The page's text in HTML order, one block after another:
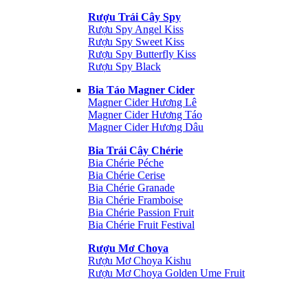
Rượu Trái Cây Spy
Rượu Spy Angel Kiss
Rượu Spy Sweet Kiss
Rượu Spy Butterfly Kiss
Rượu Spy Black
Bia Táo Magner Cider
Magner Cider Hương Lê
Magner Cider Hương Táo
Magner Cider Hương Dâu
Bia Trái Cây Chérie
Bia Chérie Péche
Bia Chérie Cerise
Bia Chérie Granade
Bia Chérie Framboise
Bia Chérie Passion Fruit
Bia Chérie Fruit Festival
Rượu Mơ Choya
Rượu Mơ Choya Kishu
Rượu Mơ Choya Golden Ume Fruit